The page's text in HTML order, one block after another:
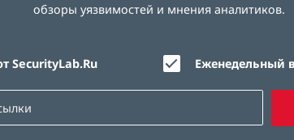
обзоры уязвимостей и мнения аналитиков.
SecurityLab.Ru Еженедельный